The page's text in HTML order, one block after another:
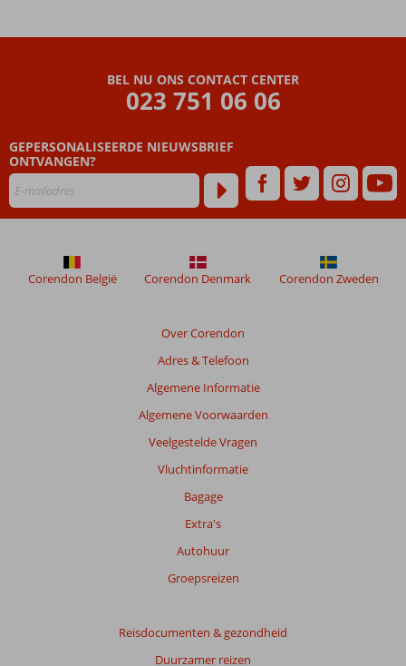
BEL NU ONS CONTACT CENTER
023 751 06 06
GEPERSONALISEERDE NIEUWSBRIEF
ONTVANGEN?
Over Corendon
Adres & Telefoon
Algemene Informatie
Algemene Voorwaarden
Veelgestelde Vragen
Vluchtinformatie
Bagage
Extra's
Autohuur
Groepsreizen
Reisdocumenten & gezondheid
Duurzamer reizen
Corendon België Corendon Denmark Corendon Zweden